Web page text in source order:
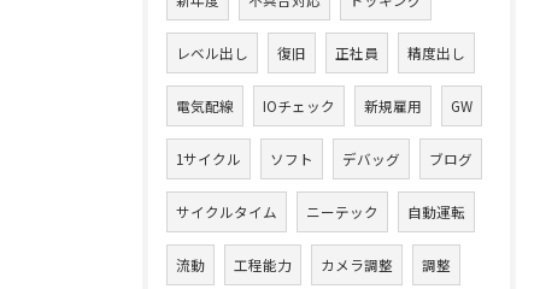
レベル出し 復旧 正社員 精度出し
電気配線 IOチェック 新規雇用 GW
1サイクル ソフト デバッグ ブログ
サイクルタイム ニーテック 自動運転
流動 工程能力 カメラ調整 調整